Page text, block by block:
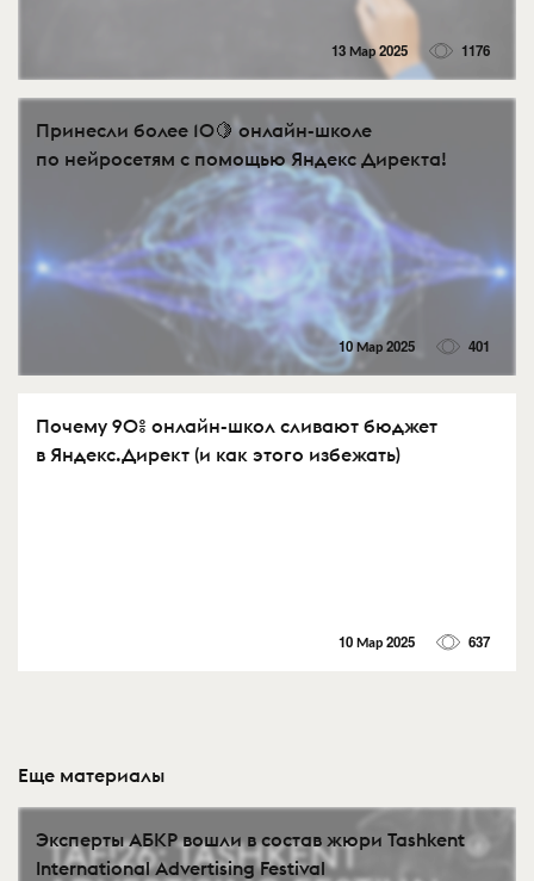
13 Мар 2025 1176
Принесли более 10🍋 онлайн-школе
по нейросетям с помощью Яндекс Директа!
10 Мар 2025 401
Почему 90% онлайн-школ сливают бюджет
в Яндекс.Директ (и как этого избежать)
10 Мар 2025 637
Еще материалы
Эксперты АБКР вошли в состав жюри Tashkent
International Advertising Festival